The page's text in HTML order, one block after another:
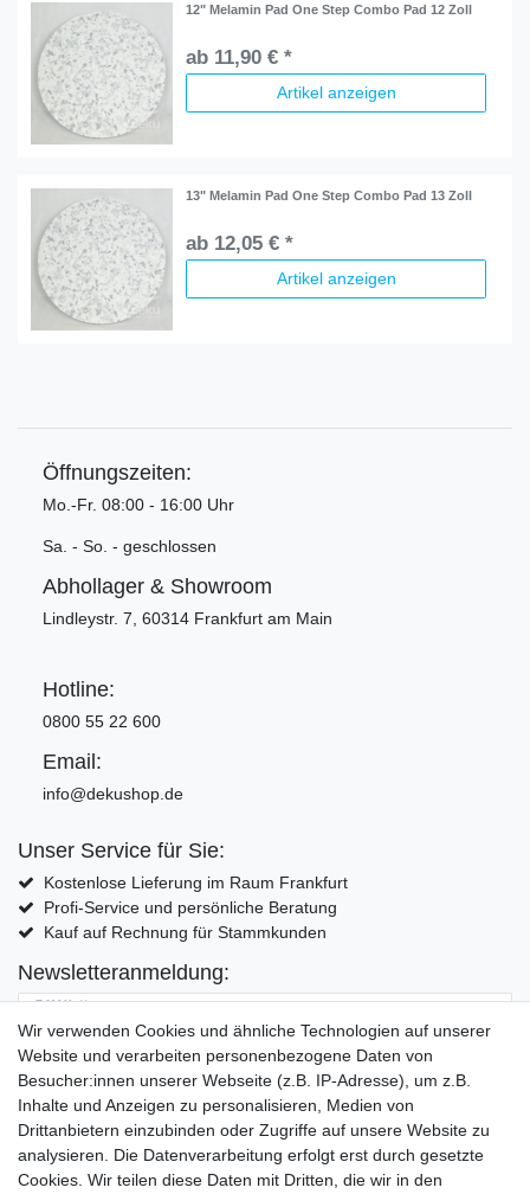
12" Melamin Pad One Step Combo Pad 12 Zoll
ab 11,90 € *
Artikel anzeigen
13" Melamin Pad One Step Combo Pad 13 Zoll
ab 12,05 € *
Artikel anzeigen
Öffnungszeiten:
Mo.-Fr. 08:00 - 16:00 Uhr
Sa. - So. - geschlossen
Abhollager & Showroom
Lindleystr. 7, 60314 Frankfurt am Main
Hotline:
0800 55 22 600
Email:
info@dekushop.de
Unser Service für Sie:
Kostenlose Lieferung im Raum Frankfurt
Profi-Service und persönliche Beratung
Kauf auf Rechnung für Stammkunden
Newsletteranmeldung:
E-MAIL **
Hiermit bestätige ich, dass ich die Daten­schutz­erklärung
Einwilligung kann ich jederzeit widerrufen.**
Abonnieren
** Hierbei handelt es sich um ein Pflichtfeld.
Wir verwenden Cookies und ähnliche Technologien auf unserer
Website und verarbeiten personenbezogene Daten von
Besucher:innen unserer Webseite (z.B. IP-Adresse), um z.B.
Inhalte und Anzeigen zu personalisieren, Medien von
Drittanbietern einzubinden oder Zugriffe auf unsere Website zu
analysieren. Die Datenverarbeitung erfolgt erst durch gesetzte
Cookies. Wir teilen diese Daten mit Dritten, die wir in den